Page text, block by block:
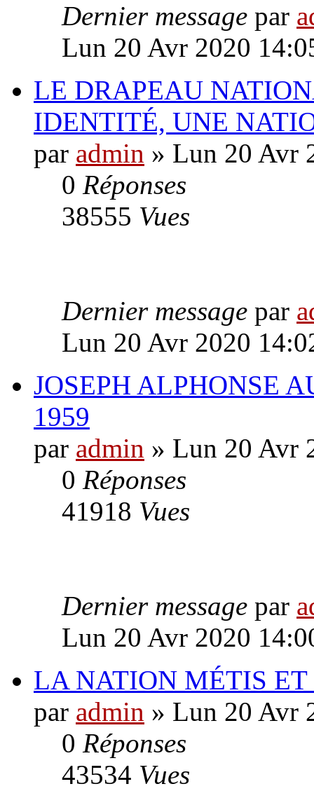
Dernier message par
Lun 20 Avr 2020
LE DRAPEAU
IDENTITÉ, UNE
par admin » Lun 20 Avr
0 Réponses
38555 Vues
Dernier message par
Lun 20 Avr 2020
JOSEPH ALPHONSE
1959
par admin » Lun 20 Avr
0 Réponses
41918 Vues
Dernier message par
Lun 20 Avr 2020
LA NATION MÉTIS
par admin » Lun 20 Avr
0 Réponses
43534 Vues